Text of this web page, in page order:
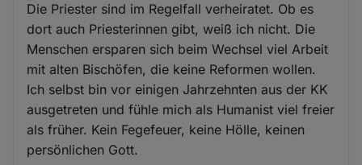
Die Priester sind im Regelfall verheiratet. Ob es
dort auch Priesterinnen gibt, weiß ich nicht. Die
Menschen ersparen sich beim Wechsel viel Arbeit
mit alten Bischöfen, die keine Reformen wollen.
Ich selbst bin vor einigen Jahrzehnten aus der KK
ausgetreten und fühle mich als Humanist viel freier
als früher. Kein Fegefeuer, keine Hölle, keinen
persönlichen Gott.